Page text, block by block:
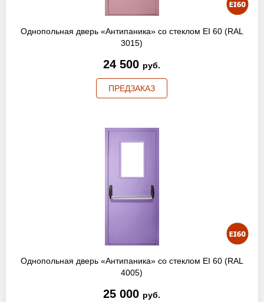
Однопольная дверь «Антипаника» со стеклом EI 60 (RAL
3015)
24 500 руб.
ПРЕДЗАКАЗ
Однопольная дверь «Антипаника» со стеклом EI 60 (RAL
4005)
25 000 руб.